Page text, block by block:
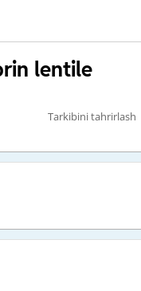
lentile
Tarkibini tahrirlash